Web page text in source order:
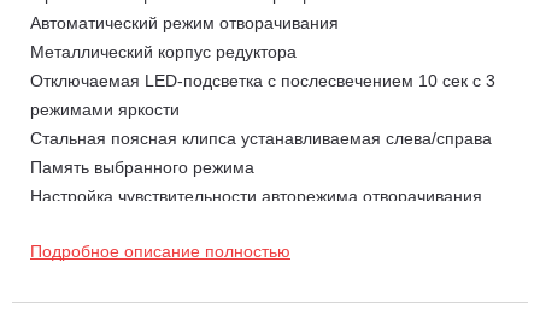
Автоматический режим отворачивания
Металлический корпус редуктора
Отключаемая LED-подсветка с послесвечением 10 сек с 3
режимами яркости
Стальная поясная клипса устанавливаемая слева/справа
Память выбранного режима
Настройка чувствительности авторежима отворачивания
Защита от перегрева
Подробное описание полностью